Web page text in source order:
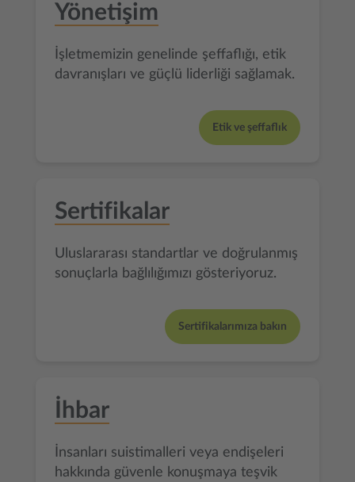
Yönetişim
İşletmemizin genelinde şeffaflığı, etik
davranışları ve güçlü liderliği sağlamak.
Etik ve şeffaflık
Sertifikalar
Uluslararası standartlar ve doğrulanmış
sonuçlarla bağlılığımızı gösteriyoruz.
Sertifikalarımıza bakın
İhbar
İnsanları suistimalleri veya endişeleri
hakkında güvenle konuşmaya teşvik